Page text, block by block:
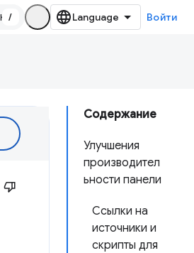
/ Войти
Содержание
Улучшения
производител
ьности панели
Ссылки на
источники и
скрипты для